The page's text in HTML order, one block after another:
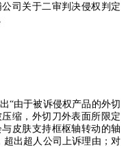
司关于二审判决侵权判定
“由于被诉侵权产品的外切
缩，外切刀外表面所限定
皮肤支持框枢轴转动的轴
出超人公司上诉理由；对